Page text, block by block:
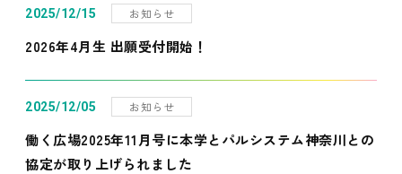
2025/12/15 お知らせ
2026年4月生 出願受付開始！
2025/12/05 お知らせ
働く広場2025年11月号に本学とパルシステム神奈川との
協定が取り上げられました